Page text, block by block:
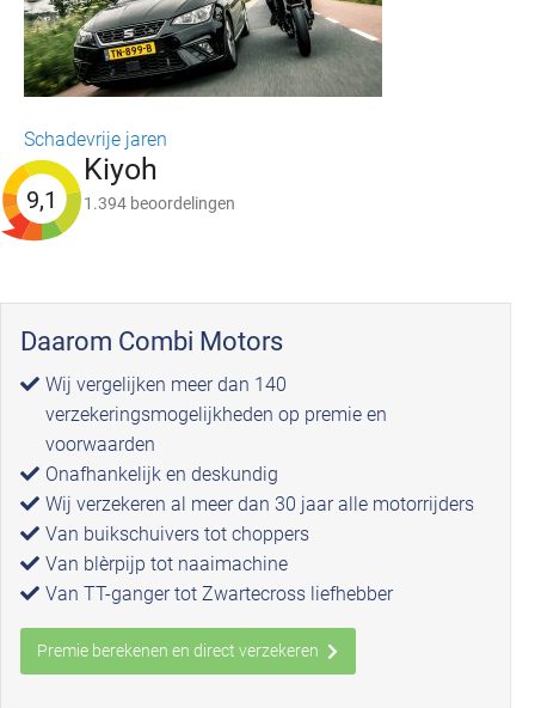
Schadevrije jaren
9,1
Kiyoh
1.394 beoordelingen
Daarom Combi Motors
Wij vergelijken meer dan 140
verzekeringsmogelijkheden op premie en
voorwaarden
Onafhankelijk en deskundig
Wij verzekeren al meer dan 30 jaar alle motorrijders
Van buikschuivers tot choppers
Van blèrpijp tot naaimachine
Van TT-ganger tot Zwartecross liefhebber
Premie berekenen en direct verzekeren